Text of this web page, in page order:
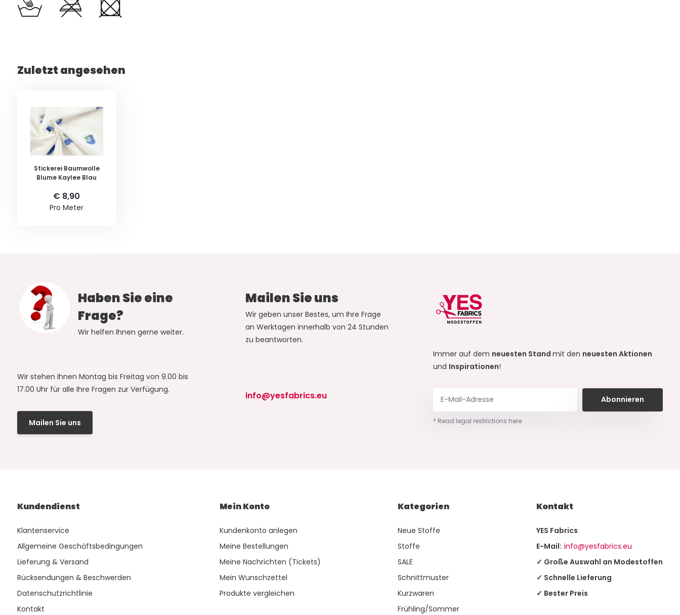
Zuletzt angesehen
Stickerei Baumwolle
Blume Kaylee Blau
€ 8,90
Pro Meter
Haben Sie eine
Frage?
Wir helfen Ihnen gerne weiter.
Wir stehen Ihnen Montag bis Freitag von 9.00 bis
17.00 Uhr für alle Ihre Fragen zur Verfügung.
Mailen Sie uns
Mailen Sie uns
Wir geben unser Bestes, um Ihre Frage
an Werktagen innerhalb von 24 Stunden
zu beantworten.
info@yesfabrics.eu
Immer auf dem neuesten Standmit den neuesten Aktionen
und Inspirationen!
Abonnieren
* Read legal restrictions here
Kundendienst
Klantenservice
Allgemeine Geschäftsbedingungen
Lieferung & Versand
Rücksendungen & Beschwerden
Datenschutzrichtlinie
Kontakt
Mein Konto
Kundenkonto anlegen
Meine Bestellungen
Meine Nachrichten (Tickets)
Mein Wunschzettel
Produkte vergleichen
Kategorien
Neue Stoffe
Stoffe
SALE
Schnittmuster
Kurzwaren
Frühling/Sommer
Kontakt
YES Fabrics
E-Mail: info@yesfabrics.eu
✓ Große Auswahl an Modestoffen
✓ Schnelle Lieferung
✓ Bester Preis